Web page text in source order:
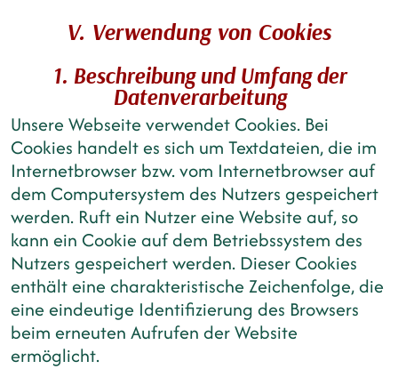
V. Verwendung von Cookies
1. Beschreibung und Umfang der
Datenverarbeitung
Unsere Webseite verwendet Cookies. Bei
Cookies handelt es sich um Textdateien, die im
Internetbrowser bzw. vom Internetbrowser auf
dem Computersystem des Nutzers gespeichert
werden. Ruft ein Nutzer eine Website auf, so
kann ein Cookie auf dem Betriebssystem des
Nutzers gespeichert werden. Dieser Cookies
enthält eine charakteristische Zeichenfolge, die
eine eindeutige Identifizierung des Browsers
beim erneuten Aufrufen der Website
ermöglicht.